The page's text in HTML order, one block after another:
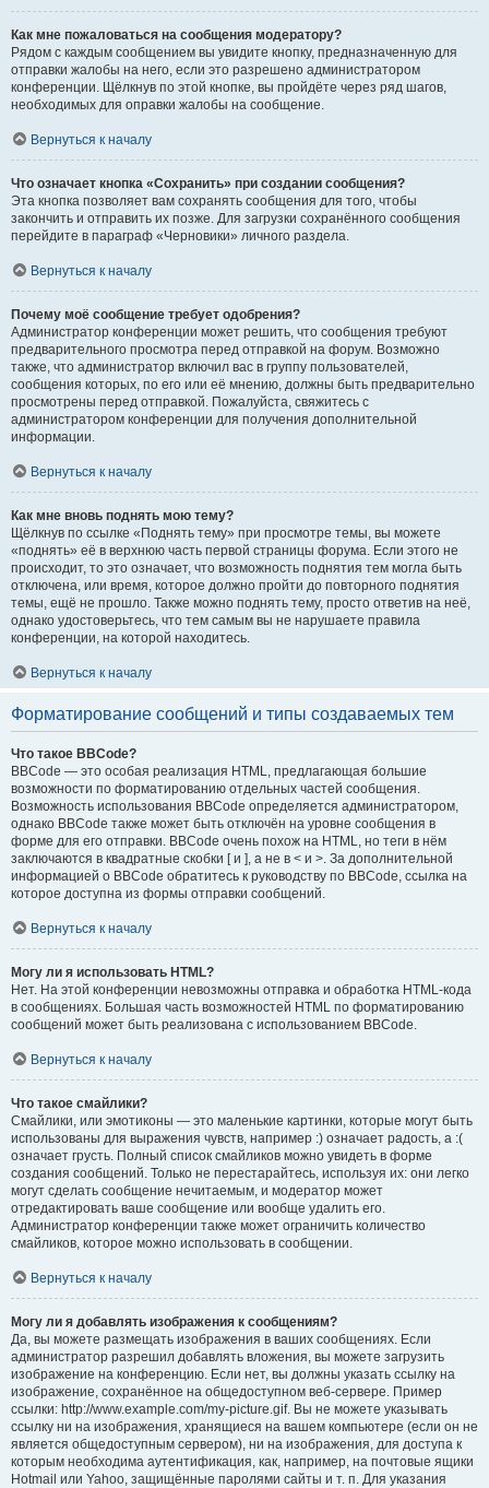
Как мне пожаловаться на сообщения модератору?
Рядом с каждым сообщением вы увидите кнопку, предназначенную для
отправки жалобы на него, если это разрешено администратором
конференции. Щёлкнув по этой кнопке, вы пройдёте через ряд шагов,
необходимых для оправки жалобы на сообщение.
Вернуться к началу
Что означает кнопка «Сохранить» при создании сообщения?
Эта кнопка позволяет вам сохранять сообщения для того, чтобы
закончить и отправить их позже. Для загрузки сохранённого сообщения
перейдите в параграф «Черновики» личного раздела.
Вернуться к началу
Почему моё сообщение требует одобрения?
Администратор конференции может решить, что сообщения требуют
предварительного просмотра перед отправкой на форум. Возможно
также, что администратор включил вас в группу пользователей,
сообщения которых, по его или её мнению, должны быть предварительно
просмотрены перед отправкой. Пожалуйста, свяжитесь с
администратором конференции для получения дополнительной
информации.
Вернуться к началу
Как мне вновь поднять мою тему?
Щёлкнув по ссылке «Поднять тему» при просмотре темы, вы можете
«поднять» её в верхнюю часть первой страницы форума. Если этого не
происходит, то это означает, что возможность поднятия тем могла быть
отключена, или время, которое должно пройти до повторного поднятия
темы, ещё не прошло. Также можно поднять тему, просто ответив на неё,
однако удостоверьтесь, что тем самым вы не нарушаете правила
конференции, на которой находитесь.
Вернуться к началу
Форматирование сообщений и типы создаваемых тем
Что такое BBCode?
BBCode — это особая реализация HTML, предлагающая большие
возможности по форматированию отдельных частей сообщения.
Возможность использования BBCode определяется администратором,
однако BBCode также может быть отключён на уровне сообщения в
форме для его отправки. BBCode очень похож на HTML, но теги в нём
заключаются в квадратные скобки [ и ], а не в < и >. За дополнительной
информацией о BBCode обратитесь к руководству по BBCode, ссылка на
которое доступна из формы отправки сообщений.
Вернуться к началу
Могу ли я использовать HTML?
Нет. На этой конференции невозможны отправка и обработка HTML-кода
в сообщениях. Большая часть возможностей HTML по форматированию
сообщений может быть реализована с использованием BBCode.
Вернуться к началу
Что такое смайлики?
Смайлики, или эмотиконы — это маленькие картинки, которые могут быть
использованы для выражения чувств, например :) означает радость, а :(
означает грусть. Полный список смайликов можно увидеть в форме
создания сообщений. Только не перестарайтесь, используя их: они легко
могут сделать сообщение нечитаемым, и модератор может
отредактировать ваше сообщение или вообще удалить его.
Администратор конференции также может ограничить количество
смайликов, которое можно использовать в сообщении.
Вернуться к началу
Могу ли я добавлять изображения к сообщениям?
Да, вы можете размещать изображения в ваших сообщениях. Если
администратор разрешил добавлять вложения, вы можете загрузить
изображение на конференцию. Если нет, вы должны указать ссылку на
изображение, сохранённое на общедоступном веб-сервере. Пример
ссылки: http://www.example.com/my-picture.gif. Вы не можете указывать
ссылку ни на изображения, хранящиеся на вашем компьютере (если он не
является общедоступным сервером), ни на изображения, для доступа к
которым необходима аутентификация, как, например, на почтовые ящики
Hotmail или Yahoo, защищённые паролями сайты и т. п. Для указания